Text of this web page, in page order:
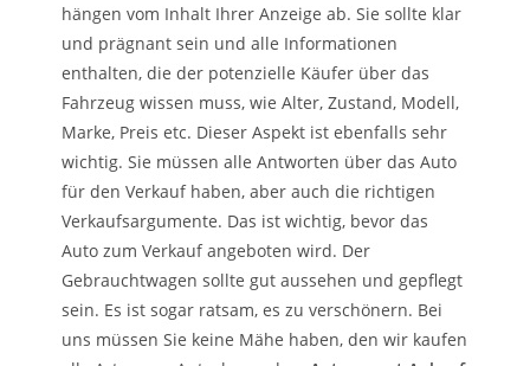
hängen vom Inhalt Ihrer Anzeige ab. Sie sollte klar
und prägnant sein und alle Informationen
enthalten, die der potenzielle Käufer über das
Fahrzeug wissen muss, wie Alter, Zustand, Modell,
Marke, Preis etc. Dieser Aspekt ist ebenfalls sehr
wichtig. Sie müssen alle Antworten über das Auto
für den Verkauf haben, aber auch die richtigen
Verkaufsargumente. Das ist wichtig, bevor das
Auto zum Verkauf angeboten wird. Der
Gebrauchtwagen sollte gut aussehen und gepflegt
sein. Es ist sogar ratsam, es zu verschönern. Bei
uns müssen Sie keine Mähe haben, den wir kaufen